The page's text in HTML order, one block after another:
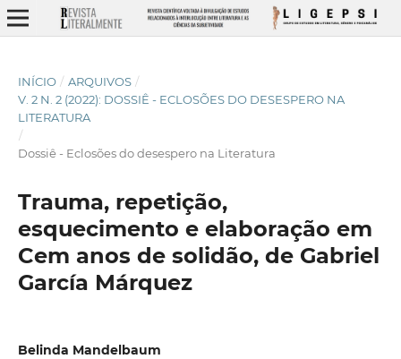
INÍCIO / ARQUIVOS /
V. 2 N. 2 (2022): DOSSIÊ - ECLOSÕES DO DESESPERO NA
LITERATURA
/
Dossiê - Eclosões do desespero na Literatura
Trauma, repetição,
esquecimento e elaboração em
Cem anos de solidão, de Gabriel
García Márquez
Belinda Mandelbaum